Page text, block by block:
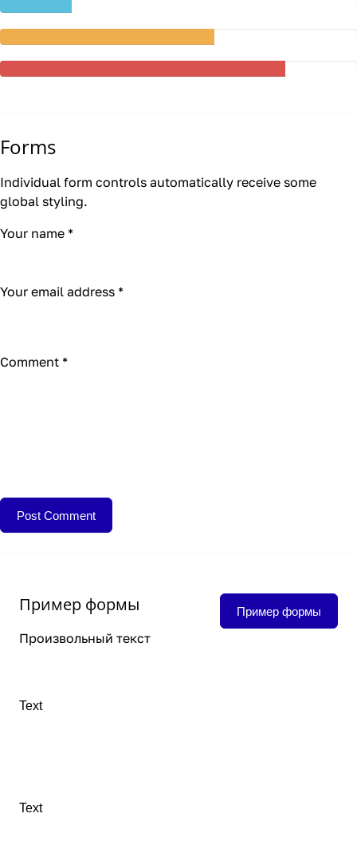
Forms
Individual form controls automatically receive some
global styling.
Your name *
Your email address *
Comment *
Пример формы
Произвольный текст
Пример формы
Text
Text